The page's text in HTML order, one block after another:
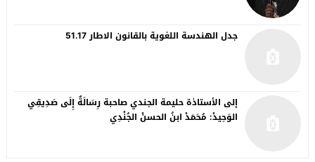
جدل الهندسة اللغوية بالقانون الاطار 51.17
إلى الأستاذة حليمة الجندي صاحبة رِسَالَةٌ إِلَى صَدِيقِي
الوَحِيدْ: مُحَمَدْ ابنُ الحسنْ الجُنْدِي